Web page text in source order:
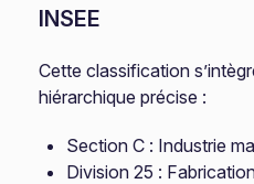
INSEE
Cette classification
hiérarchique précise :
Section C : Industrie
Division 25 :